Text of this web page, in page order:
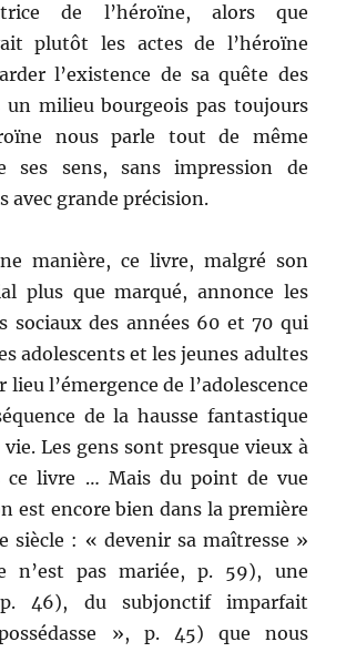
de l’héroïne, alors que
plutôt les actes de l’héroïne
l’existence de sa quête des
un milieu bourgeois pas toujours
nous parle tout de même
ses sens, sans impression de
avec grande précision.
manière, ce livre, malgré son
plus que marqué, annonce les
sociaux des années 60 et 70 qui
adolescents et les jeunes adultes
l’émergence de l’adolescence
de la hausse fantastique
Les gens sont presque vieux à
ce livre … Mais du point de vue
est encore bien dans la première
siècle : « devenir sa maîtresse »
n’est pas mariée, p. 59), une
46), du subjonctif imparfait
», p. 45) que nous